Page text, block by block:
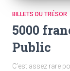
BILLETS DU TRÉSOR
5000
Public
C’est assez rare